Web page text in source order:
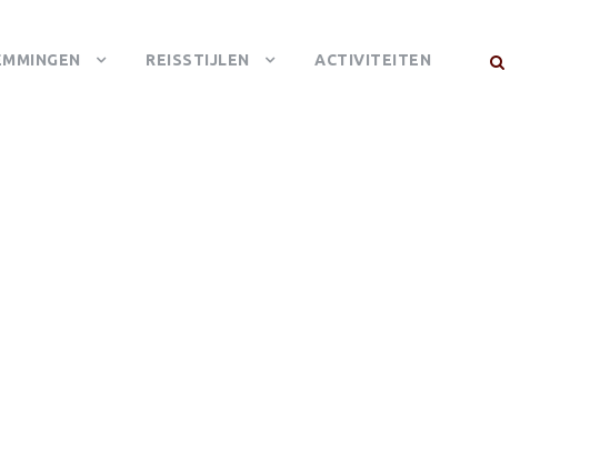
REISSTIJLEN ACTIVITEITEN